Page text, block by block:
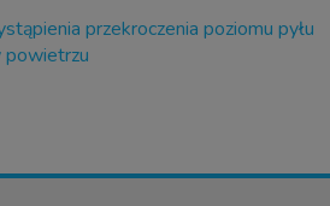
przekroczenia poziomu pyłu